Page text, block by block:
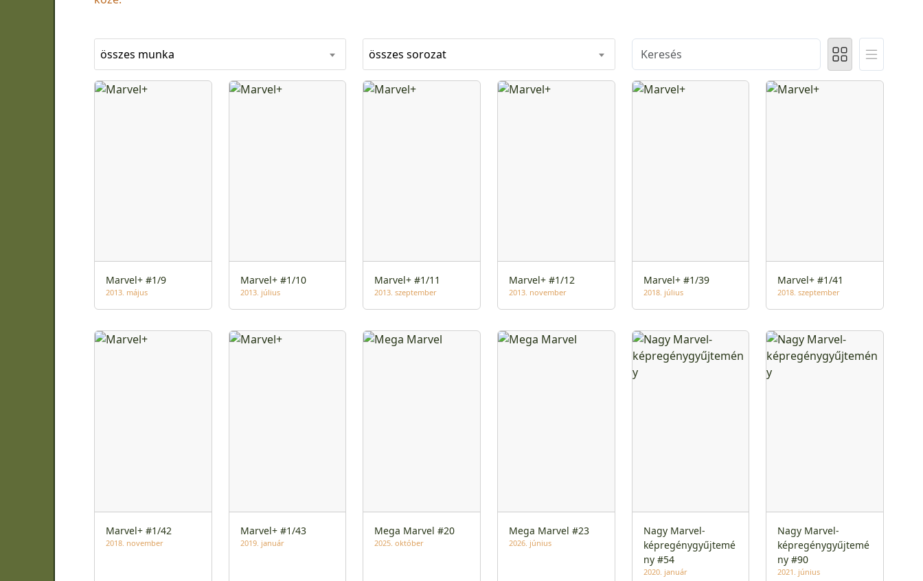
összes munka összes sorozat
Marvel+ #1/9
2013. május
Marvel+ #1/10
2013. július
Marvel+ #1/11
2013. szeptember
Marvel+ #1/12
2013. november
Marvel+ #1/39
2018. július
Marvel+ #1/41
2018. szeptember
Marvel+ #1/42
2018. november
Marvel+ #1/43
2019. január
Mega Marvel #20
2025. október
Mega Marvel #23
2026. június
Nagy Marvel-
képregénygyűjtemé
ny #54
2020. január
Nagy Marvel-
képregénygyűjtemé
ny #90
2021. június